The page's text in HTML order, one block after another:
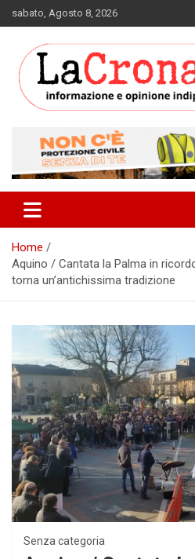
to
sabato, Agosto 8, 2026
La Cronaca
Home
Aquino / Cantata la Palma in
torna un’antichissima tradizione
Senza categoria